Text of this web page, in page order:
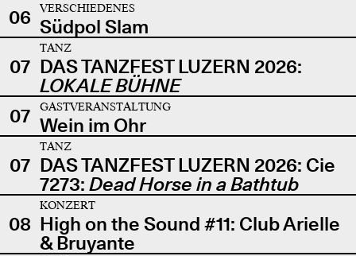
06
VERSCHIEDENES
Südpol Slam
07
TANZ
DAS TANZFEST LUZERN 2026:
LOKALE BÜHNE
07
GASTVERANSTALTUNG
Wein im Ohr
07
TANZ
DAS TANZFEST LUZERN 2026: Cie
7273: Dead Horse in a Bathtub
08
KONZERT
High on the Sound #11: Club Arielle
& Bruyante